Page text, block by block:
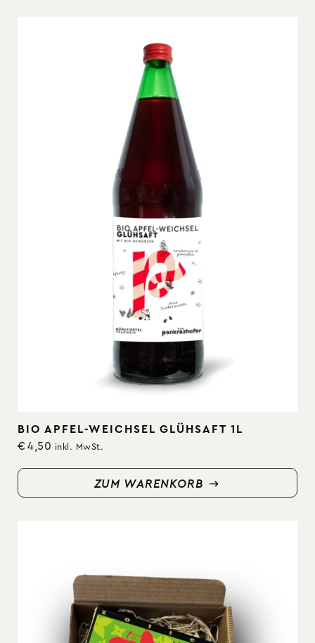
ZUM WARENKORB
ZUM WARENKORB
BIO APFEL-WEICHSEL GLÜHSAFT 1L
€ 4,50 inkl. MwSt.